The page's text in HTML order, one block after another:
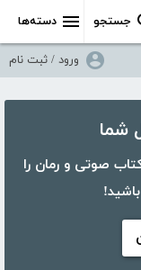
دسته‌ها جستجو
ورود / ثبت نام
بیش از ۵۰،۰۰۰ کتاب، کتاب صوتی و رمان را